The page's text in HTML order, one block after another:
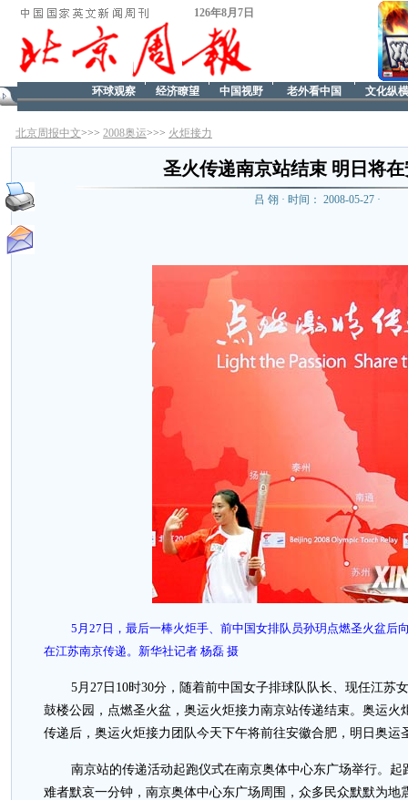
126年8月7日
文化纵横
老外看中国
中国视野
经济瞭望
环球观察
北京周报中文>>> 2008奥运>>> 火炬接力
圣火传递南京站结束 明日将
吕 翎 · 时间： 2008-05-27 ·
5月27日，最后一棒火炬手、前中国女排队员孙玥点燃圣火盆后
在江苏南京传递。新华社记者 杨磊 摄
5月27日10时30分，随着前中国女子排球队队长、现任江苏
鼓楼公园，点燃圣火盆，奥运火炬接力南京站传递结束。奥运火
传递后，奥运火炬接力团队今天下午将前往安徽合肥，明日奥运
南京站的传递活动起跑仪式在南京奥体中心东广场举行。
难者默哀一分钟，南京奥体中心东广场周围，众多民众默默为地